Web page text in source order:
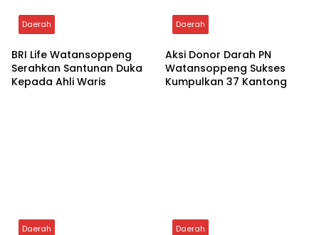
Kantor PT.Nurtras Cabang Soppeng
Daerah Daerah